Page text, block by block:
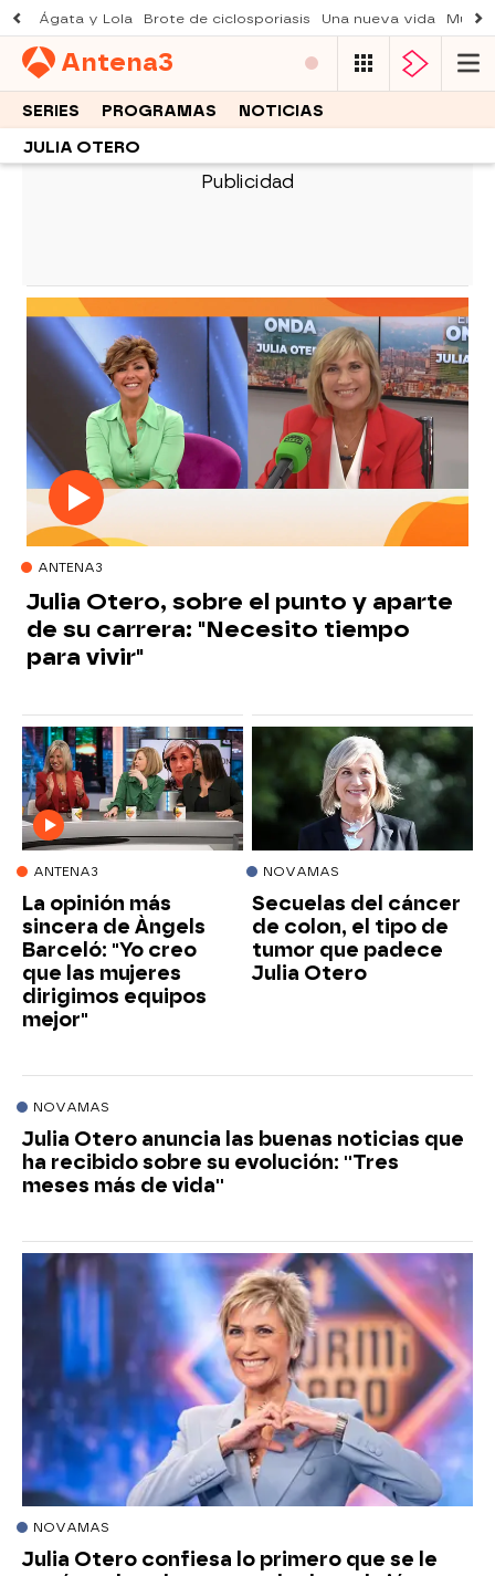
Ágata y Lola Brote de ciclosporiasis Una nueva vida
Antena3
SERIES PROGRAMAS NOTICIAS
JULIA OTERO
ANTENA3
Julia Otero, sobre el punto y aparte
de su carrera: "Necesito tiempo
para vivir"
ANTENA3
La opinión más
sincera de Àngels
Barceló: "Yo creo
que las mujeres
dirigimos equipos
mejor"
NOVAMAS
Secuelas del cáncer
de colon, el tipo de
tumor que padece
Julia Otero
NOVAMAS
Julia Otero anuncia las buenas noticias que
ha recibido sobre su evolución: ''Tres
meses más de vida''
NOVAMAS
Julia Otero confiesa lo primero que se le